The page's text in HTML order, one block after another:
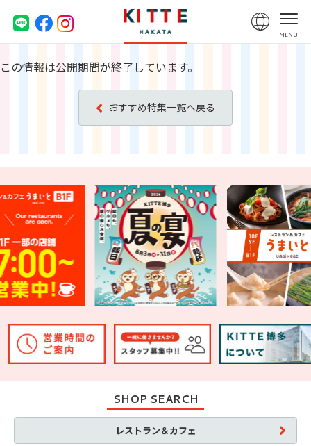
この情報は公開期間が終了しています。
おすすめ特集一覧へ戻る
SHOP SEARCH
レストラン＆カフェ